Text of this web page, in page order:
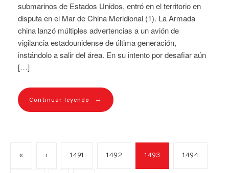
submarinos de Estados Unidos, entró en el territorio en
disputa en el Mar de China Meridional (1). La Armada
china lanzó múltiples advertencias a un avión de
vigilancia estadounidense de última generación,
instándolo a salir del área. En su intento por desafiar aún
[…]
Continuar leyendo →
« ‹ 1491 1492 1493 1494